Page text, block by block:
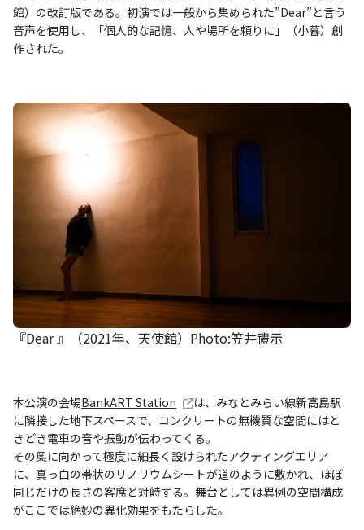
館）の改訂版である。初演では一般から集められた”Dear”と言う
音声を使用し、「個人的な記憶、人や場所を頼りに」（小暮）創
作された。
『Dear 』（2021年、天使館）Photo:笠井禮示
本公演の会場BankART Station
は、みなとみらい線新高島駅
に隣接した地下スペースで、コンクリートの無機質な空間にはと
きどき電車の音や振動が伝わってくる。
その奥に向かって極度に細長く設けられたアクティングエリア
に、真っ白の帯状のリノリウムシートが道のように敷かれ、ほぼ
同じだけの長さの客席と対峙する。舞台としては異例の空間構成
がここでは絶妙の異化効果をもたらした。